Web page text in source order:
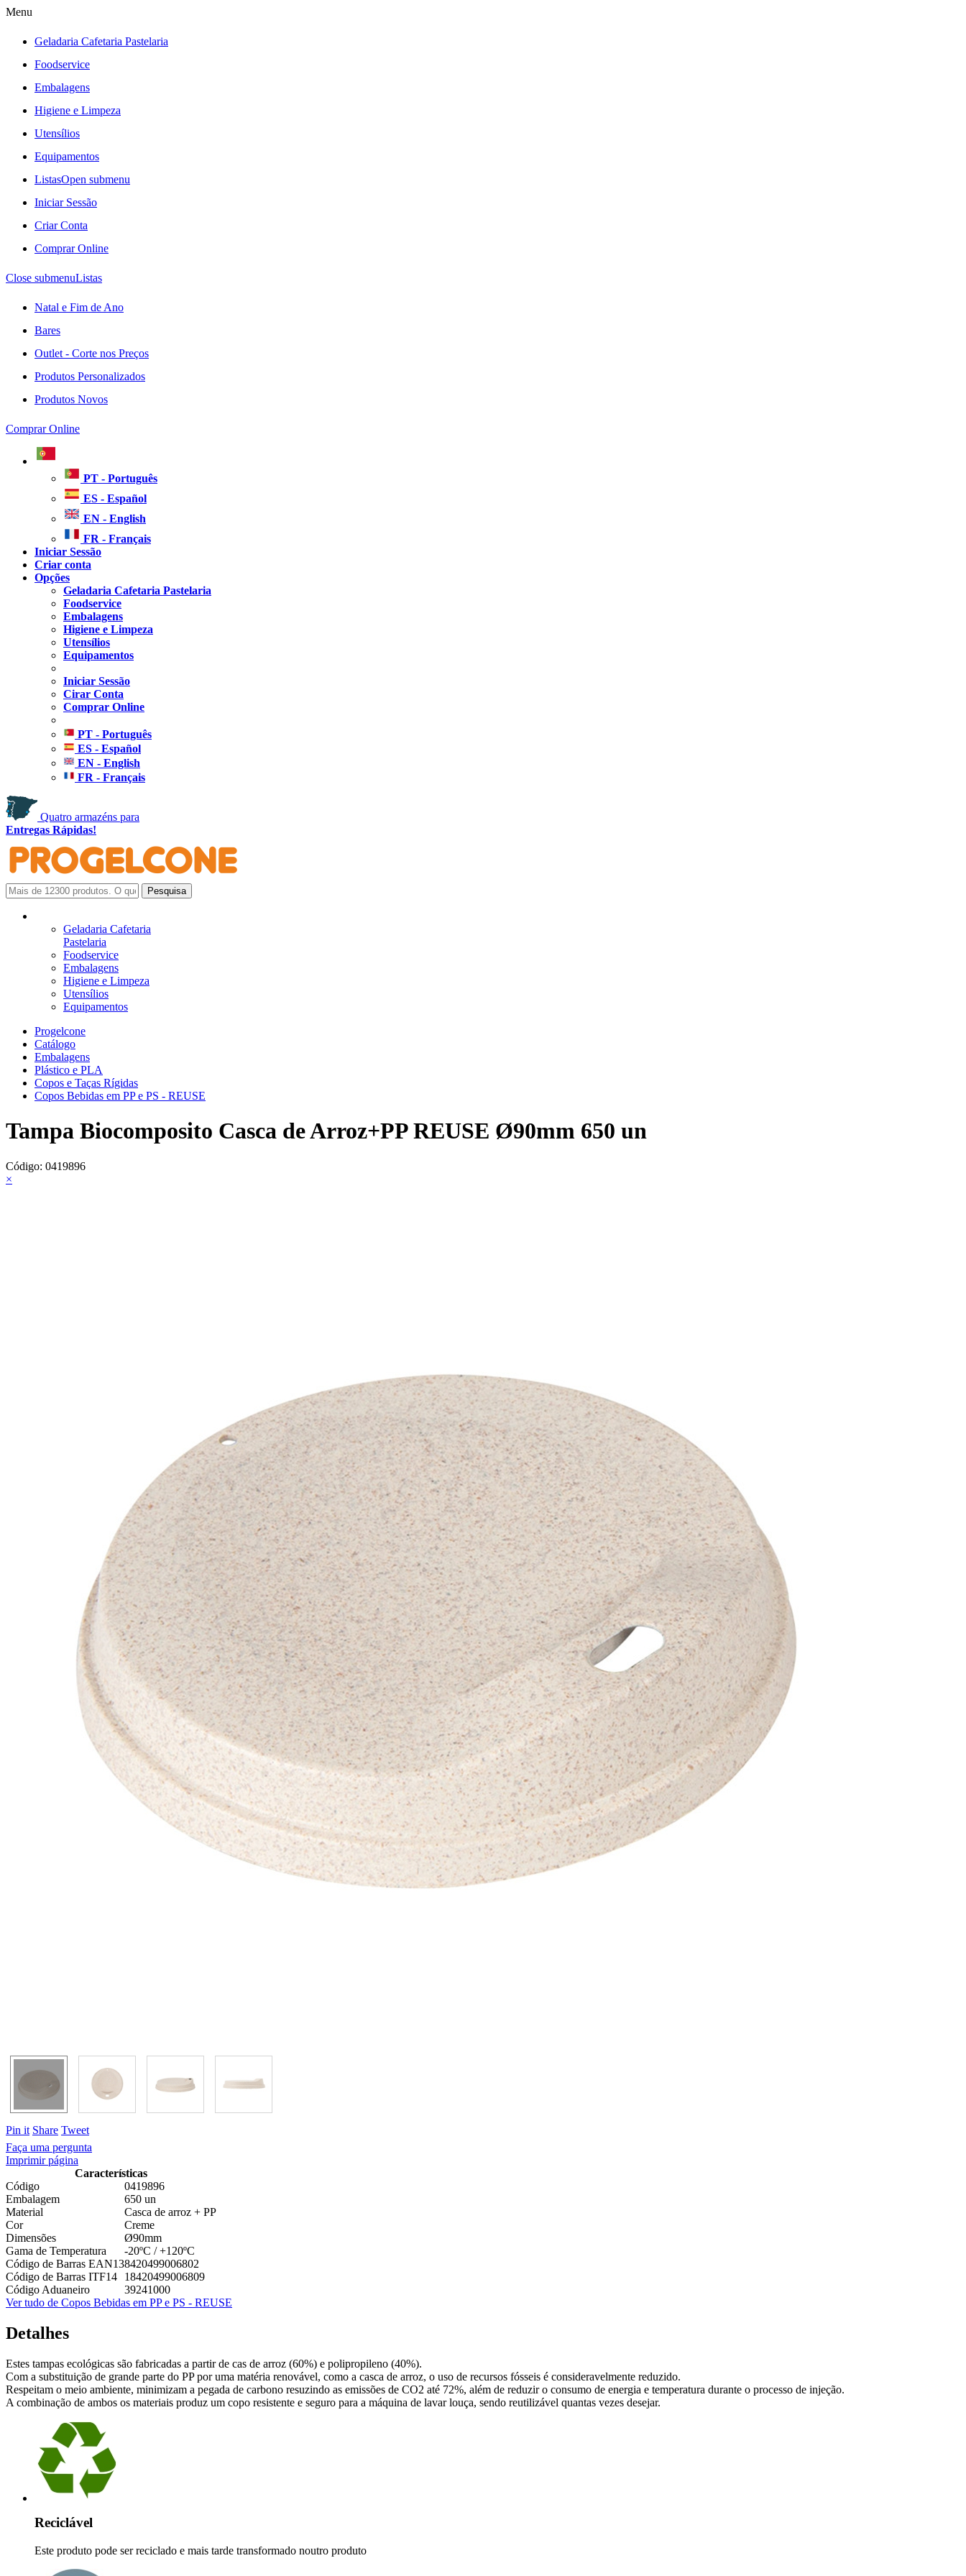
Menu
Geladaria Cafetaria Pastelaria
Foodservice
Embalagens
Higiene e Limpeza
Utensílios
Equipamentos
ListasOpen submenu
Iniciar Sessão
Criar Conta
Comprar Online
Close submenuListas
Natal e Fim de Ano
Bares
Outlet - Corte nos Preços
Produtos Personalizados
Produtos Novos
Comprar Online
PT - Português
ES - Español
EN - English
FR - Français
Iniciar Sessão
Criar conta
Opções
Geladaria Cafetaria Pastelaria
Foodservice
Embalagens
Higiene e Limpeza
Utensílios
Equipamentos
Iniciar Sessão
Cirar Conta
Comprar Online
PT - Português
ES - Español
EN - English
FR - Français
Quatro armazéns para
Entregas Rápidas!
Geladaria Cafetaria
Pastelaria
Foodservice
Embalagens
Higiene e Limpeza
Utensílios
Equipamentos
Progelcone
Catálogo
Embalagens
Plástico e PLA
Copos e Taças Rígidas
Copos Bebidas em PP e PS - REUSE
Tampa Biocomposito Casca de Arroz+PP REUSE Ø90mm 650 un
Código: 0419896
×
Pin it Share Tweet
Faça uma pergunta
Imprimir página
Características
Código
0419896
Embalagem
650 un
Material
Casca de arroz + PP
Cor
Creme
Dimensões
Ø90mm
Gama de Temperatura
-20ºC / +120ºC
Código de Barras EAN138420499006802
Código de Barras ITF14
18420499006809
Código Aduaneiro
39241000
Ver tudo de Copos Bebidas em PP e PS - REUSE
Detalhes
Estes tampas ecológicas são fabricadas a partir de cas de arroz (60%) e polipropileno (40%).
Com a substituição de grande parte do PP por uma matéria renovável, como a casca de arroz, o uso de recursos fósseis é consideravelmente reduzido.
Respeitam o meio ambiente, minimizam a pegada de carbono resuzindo as emissões de CO2 até 72%, além de reduzir o consumo de energia e temperatura durante o processo de injeção.
A combinação de ambos os materiais produz um copo resistente e seguro para a máquina de lavar louça, sendo reutilizável quantas vezes desejar.
Reciclável
Este produto pode ser reciclado e mais tarde transformado noutro produto